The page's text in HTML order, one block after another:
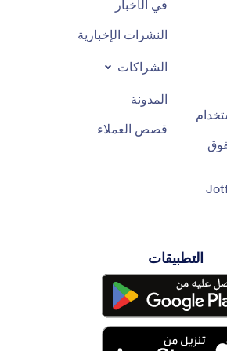
في الأخبار
النشرات الإخبارية
الشراكات
المدونة
قصص العملاء
التطبيقات